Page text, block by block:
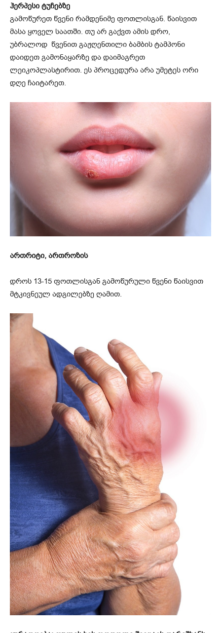
ჰერპესი ტუჩებზე
გამოწურეთ წვენი რამდენიმე ფოთლისგან. წაისვით
მასა ყოველ საათში. თუ არ გაქვთ ამის დრო,
უბრალოდ წვენით გაჟღენთილი ბამბის ტამპონი
დაიდეთ გამონაყარზე და დაიმაგრეთ
ლეიკოპლასტირით. ეს პროცედურა არა უმეტეს ორი
დღე ჩაიტარეთ.
ართრიტი, ართროზის
დროს 13-15 ფოთლისგან გამოწურული წვენი წაისვით
მტკივნეულ ადგილებზე ღამით.